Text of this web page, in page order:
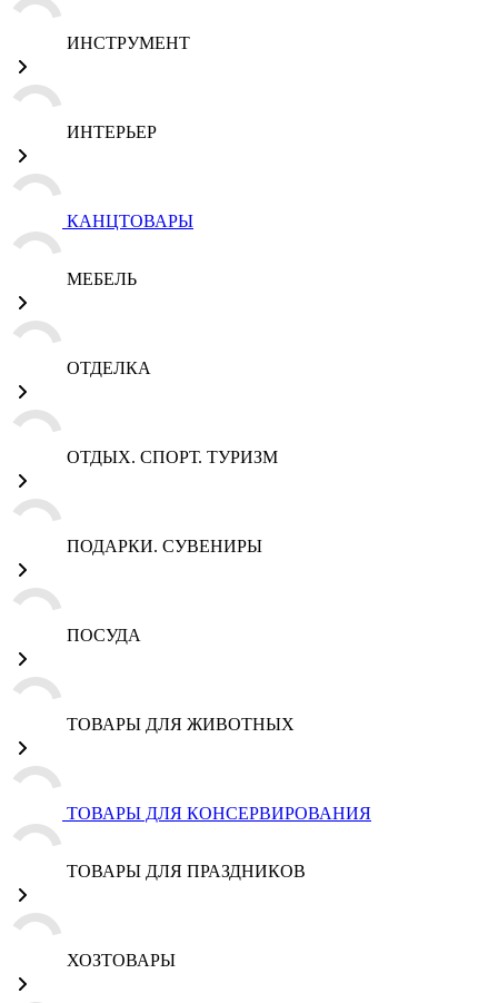
ИНСТРУМЕНТ
ИНТЕРЬЕР
КАНЦТОВАРЫ
МЕБЕЛЬ
ОТДЕЛКА
ОТДЫХ. СПОРТ. ТУРИЗМ
ПОДАРКИ. СУВЕНИРЫ
ПОСУДА
ТОВАРЫ ДЛЯ ЖИВОТНЫХ
ТОВАРЫ ДЛЯ КОНСЕРВИРОВАНИЯ
ТОВАРЫ ДЛЯ ПРАЗДНИКОВ
ХОЗТОВАРЫ